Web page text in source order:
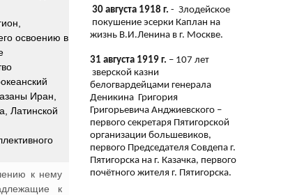
освоению в
Иран,
Латинской
к нему
к
30 августа 1918 г. - Злодейское
покушение эсерки Каплан на
жизнь В.И.Ленина в г. Москве.
31 августа 1919 г. – 107 лет
зверской казни
белогвардейцами генерала
Деникина Григория
Григорьевича Анджиевского –
первого секретаря Пятигорской
организации большевиков,
первого Председателя Совдепа г.
Пятигорска на г. Казачка, первого
почётного жителя г. Пятигорска.